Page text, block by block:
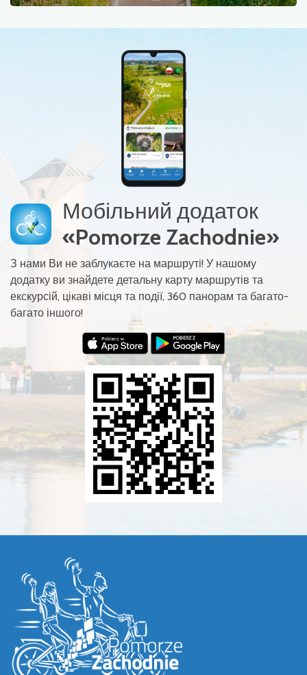
Мобільний додаток
«Pomorze Zachodnie»
З нами Ви не заблукаєте на маршруті! У нашому
додатку ви знайдете детальну карту маршрутів та
екскурсій, цікаві місця та події, 360 панорам та багато-
багато іншого!